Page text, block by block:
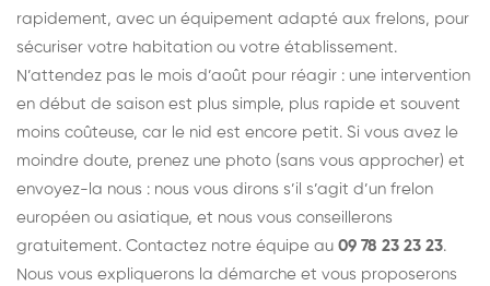
rapidement, avec un équipement adapté aux frelons, pour
sécuriser votre habitation ou votre établissement.
N’attendez pas le mois d’août pour réagir : une intervention
en début de saison est plus simple, plus rapide et souvent
moins coûteuse, car le nid est encore petit. Si vous avez le
moindre doute, prenez une photo (sans vous approcher) et
envoyez-la nous : nous vous dirons s’il s’agit d’un frelon
européen ou asiatique, et nous vous conseillerons
gratuitement. Contactez notre équipe au 09 78 23 23 23.
Nous vous expliquerons la démarche et vous proposerons